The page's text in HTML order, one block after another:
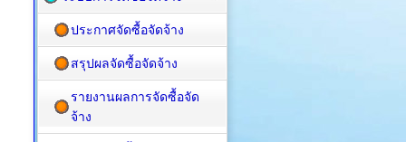
ประกาศจัดซื้อจัดจ้าง
สรุปผลจัดซื้อจัดจ้าง
รายงานผลการจัดซื้อจัด
จ้าง